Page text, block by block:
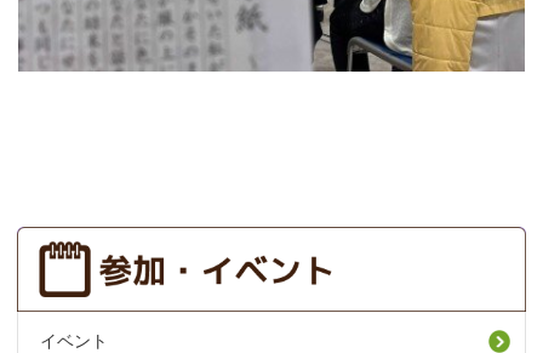
イベント